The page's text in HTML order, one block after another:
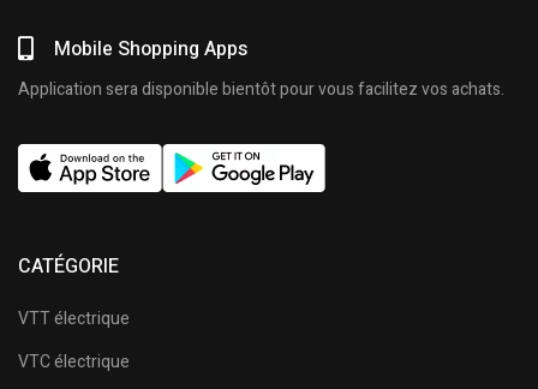
Mobile Shopping Apps
Application sera disponible bientôt pour vous facilitez vos achats.
CATÉGORIE
VTT électrique
VTC électrique